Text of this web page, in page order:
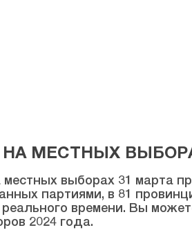
МЕСТНЫХ
выборах 31 марта
партиями, в 81
времени. Вы
2024 года.